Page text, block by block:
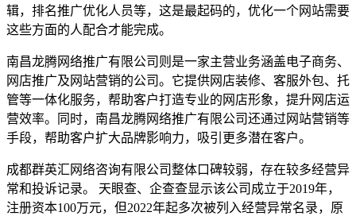
辑，排名推广优化人员等，这是最起码的，优化一个网站需要
这些方面的人配合才能完成。
南昌龙腾网络推广有限公司则是一家主营业务涵盖电子商务、
网店推广及网站营销的公司。它提供网店装修、客服外包、托
管等一体化服务，帮助客户打造专业的网店形象，提升网店运
营效率。同时，南昌龙腾网络推广有限公司还通过网站营销等
手段，帮助客户扩大品牌影响力，吸引更多潜在客户。
成都群英汇网络咨询有限公司整体口碑较弱，存在较多经营异
常和投诉记录。 天眼查、企查查显示该公司成立于2019年，
注册资本100万元，但2022年起多次被列入经营异常名录，原